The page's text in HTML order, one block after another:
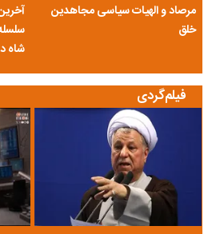
مرصاد و الهیات سیاسی مجاهدین
خلق
شاه
فیلم‌گردی